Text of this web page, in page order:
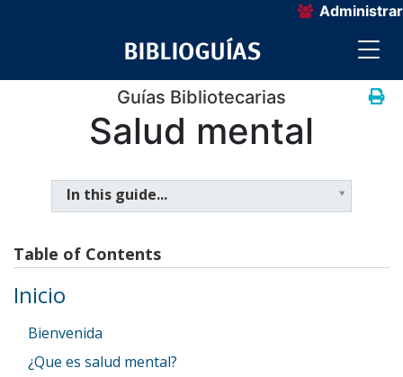
Administrar
Guías Bibliotecarias
Salud mental
In this guide...
Table of Contents
Inicio
Bienvenida
¿Que es salud mental?